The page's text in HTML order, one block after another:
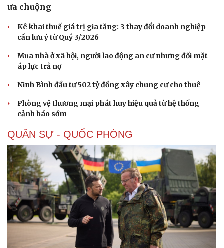
Dinh dưỡng - món ngon
Đời sống
Nhà đẹp
ưa chuộng
Kê khai thuế giá trị gia tăng: 3 thay đổi doanh nghiệp
cần lưu ý từ Quý 3/2026
Mua nhà ở xã hội, người lao động an cư nhưng đối mặt
áp lực trả nợ
Ninh Bình đầu tư 502 tỷ đồng xây chung cư cho thuê
Phòng vệ thương mại phát huy hiệu quả từ hệ thống
cảnh báo sớm
QUÂN SỰ - QUỐC PHÒNG